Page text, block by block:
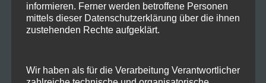
✓ Kamin
✓ Kinderbett
✓ Kaffeemaschine für Filterkaffee
informieren. Ferner werden betroffene Personen
mittels dieser Datenschutzerklärung über die ihnen
zustehenden Rechte aufgeklärt.
Wir haben als für die Verarbeitung Verantwortlicher